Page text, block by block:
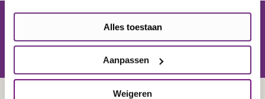
Alles toestaan
Aanpassen
Weigeren
Aanmelden voor onze nieuwsbrief